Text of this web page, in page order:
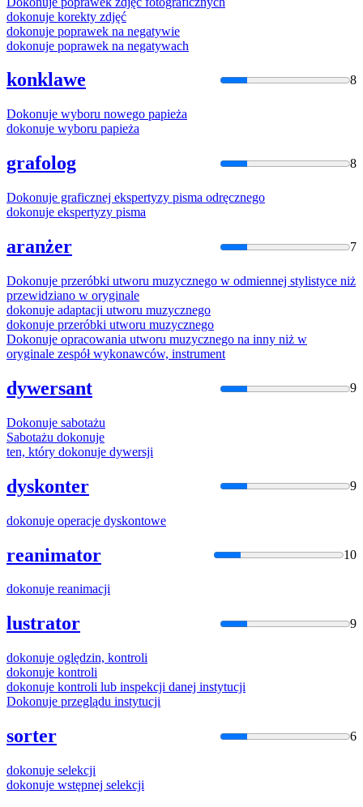
dokonuje korekty zdjęć
dokonuje poprawek na negatywie
dokonuje poprawek na negatywach
konklawe 8
Dokonuje wyboru nowego papieża
dokonuje wyboru papieża
grafolog 8
Dokonuje graficznej ekspertyzy pisma odręcznego
dokonuje ekspertyzy pisma
aranżer 7
Dokonuje przeróbki utworu muzycznego w odmiennej stylistyce niż
przewidziano w oryginale
dokonuje adaptacji utworu muzycznego
dokonuje przeróbki utworu muzycznego
Dokonuje opracowania utworu muzycznego na inny niż w
oryginale zespół wykonawców, instrument
dywersant 9
Dokonuje sabotażu
Sabotażu dokonuje
ten, który dokonuje dywersji
dyskonter 9
dokonuje operacje dyskontowe
reanimator 10
dokonuje reanimacji
lustrator 9
dokonuje oględzin, kontroli
dokonuje kontroli
dokonuje kontroli lub inspekcji danej instytucji
Dokonuje przeglądu instytucji
sorter 6
dokonuje selekcji
dokonuje wstępnej selekcji